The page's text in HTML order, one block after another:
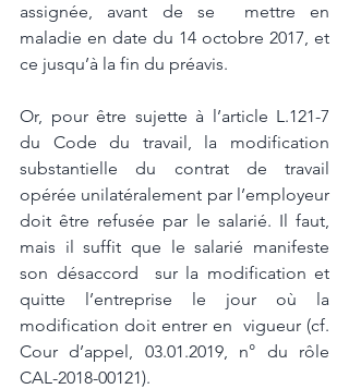
assignée, avant de se  mettre en
maladie en date du 14 octobre 2017, et
ce jusqu’à la fin du préavis.
Or, pour être sujette à l’article L.121-7
du Code du travail, la modification
substantielle du contrat de travail
opérée unilatéralement par l’employeur
doit être refusée par le salarié. Il faut,
mais il suffit que le salarié manifeste
son désaccord  sur la modification et
quitte l’entreprise le jour où la
modification doit entrer en  vigueur (cf.
Cour d’appel, 03.01.2019, n° du rôle
CAL-2018-00121).